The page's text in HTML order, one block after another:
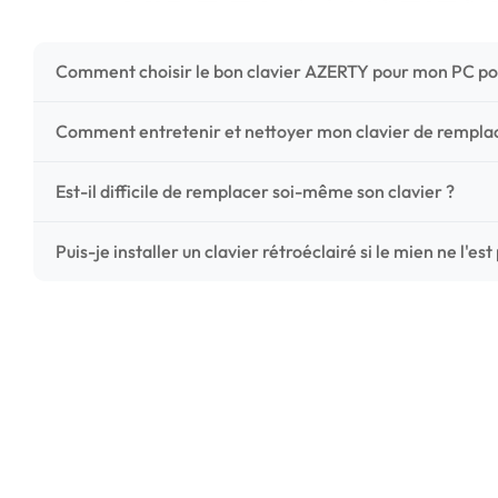
Comment choisir le bon clavier AZERTY pour mon PC
Pour ne pas vous tromper, vérifiez trois points critiques
Comment entretenir et nettoyer mon clavier de
Un entretien régulier prolonge la vie de vos touches.
Est-il difficile de remplacer soi-même son clavier ?
C'est une réparation accessible et très économique !
Puis-je installer un clavier rétroéclairé si le mien ne l'est